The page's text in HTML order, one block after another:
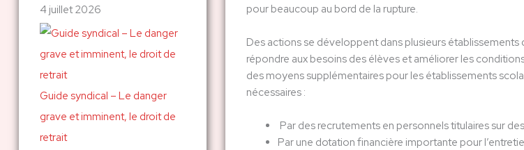
4 juillet 2026
Guide syndical – Le danger
grave et imminent, le droit de
retrait
pour beaucoup au bord de la rupture.
Des actions se développent dans plusieurs
répondre aux besoins des élèves et améliorer les
des moyens supplémentaires pour les établissements
nécessaires :
Par des recrutements en personnels titulaires sur
Par une dotation financière importante pour